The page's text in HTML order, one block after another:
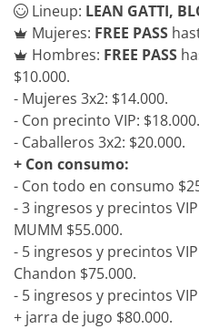
Lineup: LEAN GATTI,
Mujeres: FREE PASS
Hombres: FREE PASS
$10.000.
- Mujeres 3x2: $14.000.
- Con precinto VIP: $18.000.
- Caballeros 3x2: $20.000.
+ Con consumo:
- Con todo en consumo
- 3 ingresos y precintos
MUMM $55.000.
- 5 ingresos y precintos
Chandon $75.000.
- 5 ingresos y precintos
+ jarra de jugo $80.000.